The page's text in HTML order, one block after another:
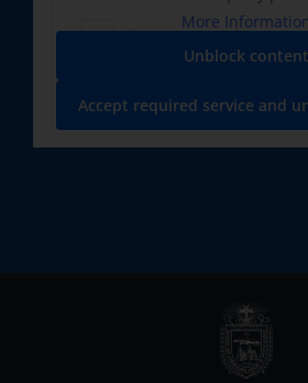
More Information
Unblock content
Accept required service and